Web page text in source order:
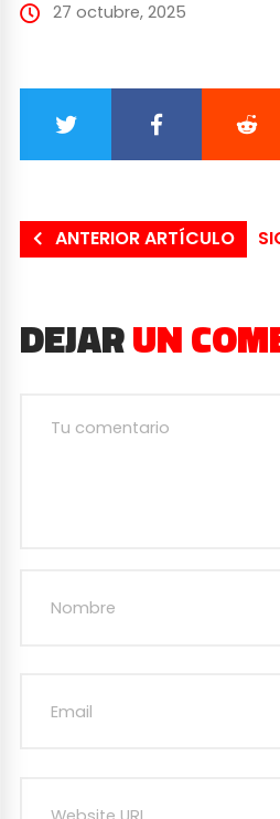
27 octubre, 2025
ANTERIOR ARTÍCULO
DEJARUN